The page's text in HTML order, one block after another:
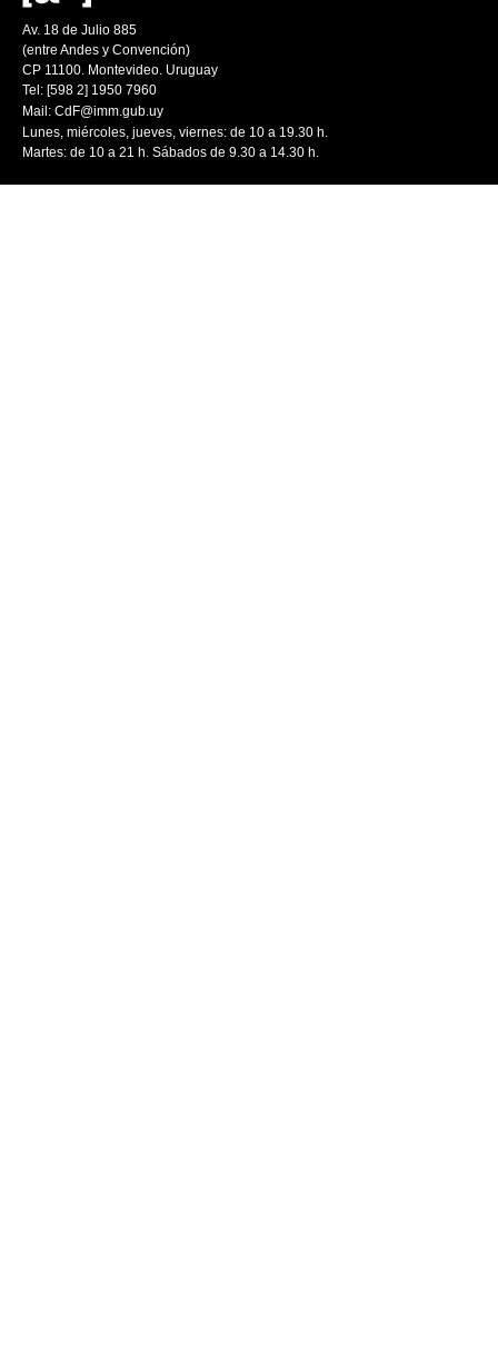
Av. 18 de Julio 885
(entre Andes y Convención)
CP 11100. Montevideo. Uruguay
Tel: [598 2] 1950 7960
Mail: CdF@imm.gub.uy
Lunes, miércoles, jueves, viernes: de 10 a 19.30 h.
Martes: de 10 a 21 h. Sábados de 9.30 a 14.30 h.